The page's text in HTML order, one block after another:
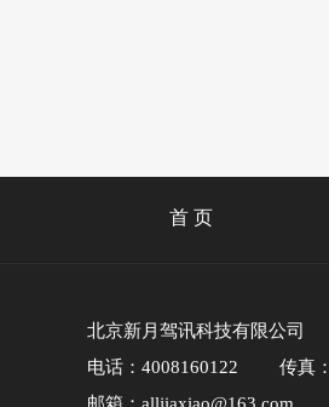
首 页
北京新月驾讯科技有限公司
电话：4008160122
传真